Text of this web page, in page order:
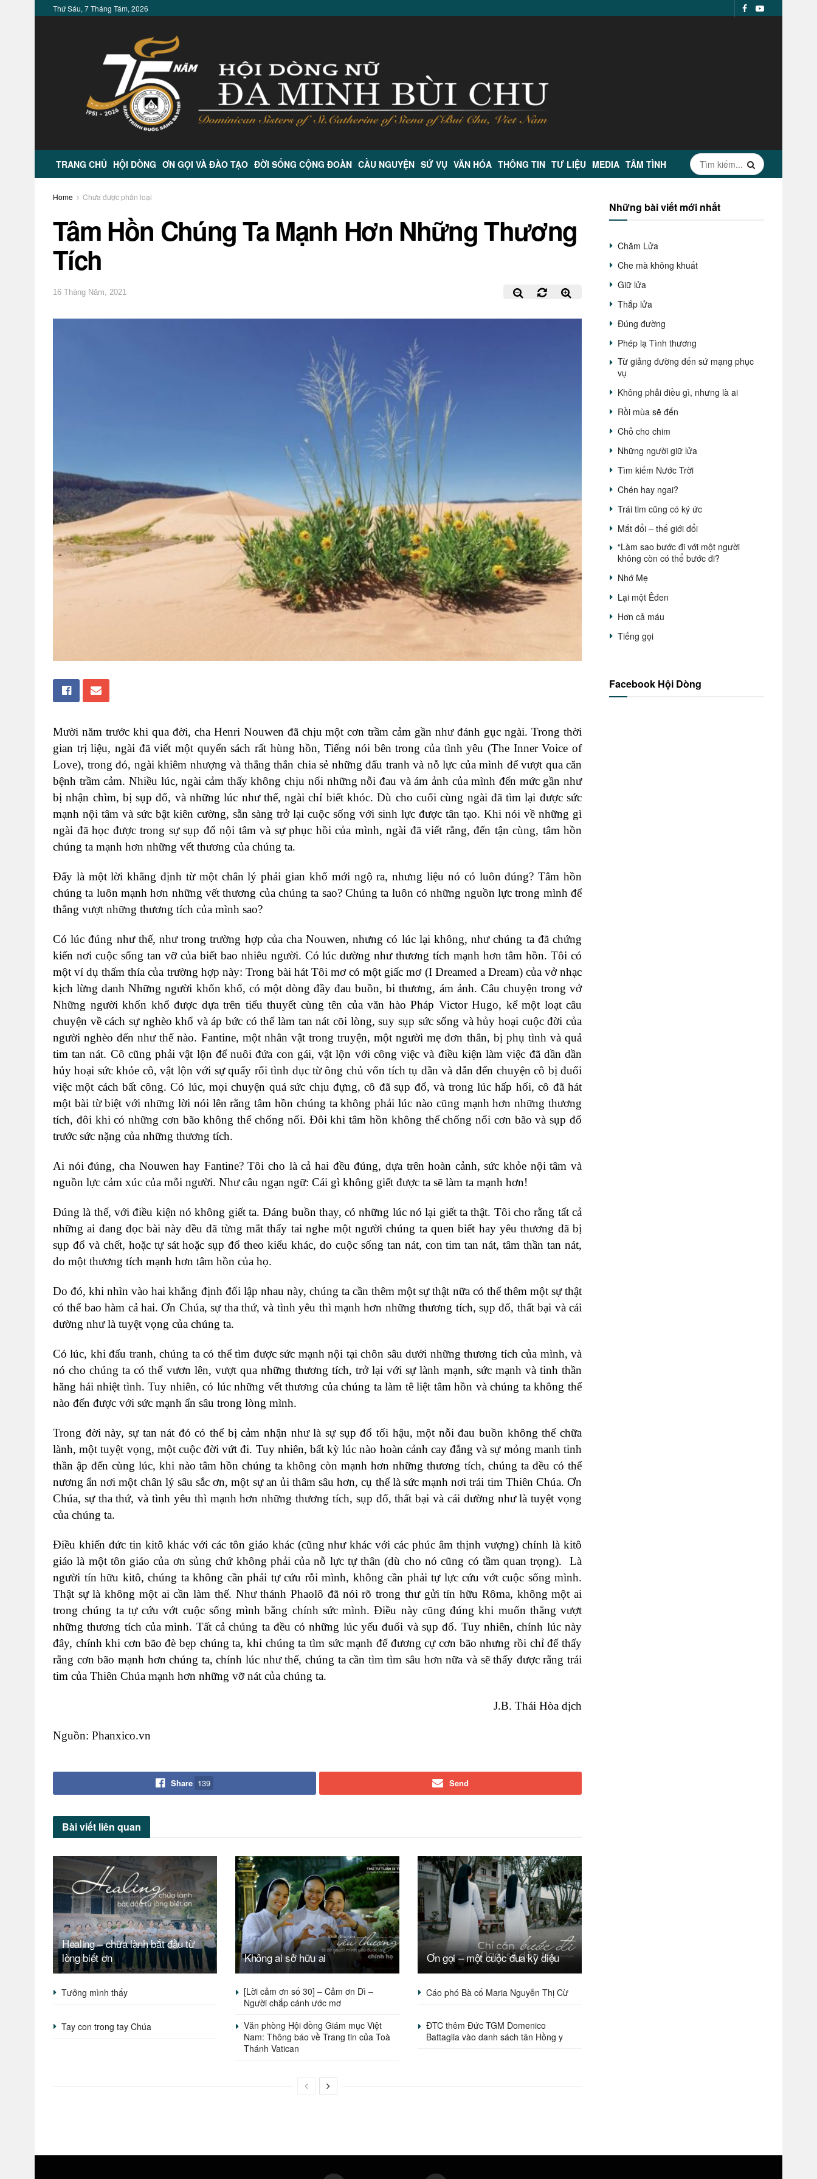
Thứ Sáu, 7 Tháng Tám, 2026
TRANG CHỦ HỘI DÒNG ƠN GỌI VÀ ĐÀO TẠO ĐỜI SỐNG CỘNG ĐOÀN CẦU NGUYỆN SỨ VỤ VĂN HÓA THÔNG TIN TƯ LIỆU MEDIA TÂM TÌNH
Home Chưa được phân loại
Tâm Hồn Chúng Ta Mạnh Hơn Những Thương
Tích
16 Tháng Năm, 2021
Mười năm trước khi qua đời, cha Henri Nouwen đã chịu một cơn trầm cảm gần như đánh gục ngài. Trong thời
gian trị liệu, ngài đã viết một quyển sách rất hùng hồn, Tiếng nói bên trong của tình yêu (The Inner Voice of
Love), trong đó, ngài khiêm nhượng và thẳng thắn chia sẻ những đấu tranh và nỗ lực của mình để vượt qua căn
bệnh trầm cảm. Nhiều lúc, ngài cảm thấy không chịu nổi những nỗi đau và ám ảnh của mình đến mức gần như
bị nhận chìm, bị sụp đổ, và những lúc như thế, ngài chỉ biết khóc. Dù cho cuối cùng ngài đã tìm lại được sức
mạnh nội tâm và sức bật kiên cường, sẵn sàng trở lại cuộc sống với sinh lực được tân tạo. Khi nói về những gì
ngài đã học được trong sự sụp đổ nội tâm và sự phục hồi của mình, ngài đã viết rằng, đến tận cùng, tâm hồn
chúng ta mạnh hơn những vết thương của chúng ta.
Đấy là một lời khẳng định từ một chân lý phải gian khổ mới ngộ ra, nhưng liệu nó có luôn đúng? Tâm hồn
chúng ta luôn mạnh hơn những vết thương của chúng ta sao? Chúng ta luôn có những nguồn lực trong mình để
thắng vượt những thương tích của mình sao?
Có lúc đúng như thế, như trong trường hợp của cha Nouwen, nhưng có lúc lại không, như chúng ta đã chứng
kiến nơi cuộc sống tan vỡ của biết bao nhiêu người. Có lúc dường như thương tích mạnh hơn tâm hồn. Tôi có
một ví dụ thấm thía của trường hợp này: Trong bài hát Tôi mơ có một giấc mơ (I Dreamed a Dream) của vở nhạc
kịch lừng danh Những người khốn khổ, có một dòng đầy đau buồn, bi thương, ám ảnh. Câu chuyện trong vở
Những người khốn khổ được dựa trên tiểu thuyết cùng tên của văn hào Pháp Victor Hugo, kể một loạt câu
chuyện về cách sự nghèo khổ và áp bức có thể làm tan nát cõi lòng, suy sụp sức sống và hủy hoại cuộc đời của
người nghèo đến như thế nào. Fantine, một nhân vật trong truyện, một người mẹ đơn thân, bị phụ tình và quả
tim tan nát. Cô cũng phải vật lộn để nuôi đứa con gái, vật lộn với công việc và điều kiện làm việc đã dần dần
hủy hoại sức khỏe cô, vật lộn với sự quấy rối tình dục từ ông chủ vốn tích tụ dần và dẫn đến chuyện cô bị đuổi
việc một cách bất công. Có lúc, mọi chuyện quá sức chịu đựng, cô đã sụp đổ, và trong lúc hấp hối, cô đã hát
một bài từ biệt với những lời nói lên rằng tâm hồn chúng ta không phải lúc nào cũng mạnh hơn những thương
tích, đôi khi có những cơn bão không thể chống nổi. Đôi khi tâm hồn không thể chống nổi cơn bão và sụp đổ
trước sức nặng của những thương tích.
Ai nói đúng, cha Nouwen hay Fantine? Tôi cho là cả hai đều đúng, dựa trên hoàn cảnh, sức khỏe nội tâm và
nguồn lực cảm xúc của mỗi người. Như câu ngạn ngữ: Cái gì không giết được ta sẽ làm ta mạnh hơn!
Đúng là thế, với điều kiện nó không giết ta. Đáng buồn thay, có những lúc nó lại giết ta thật. Tôi cho rằng tất cả
những ai đang đọc bài này đều đã từng mắt thấy tai nghe một người chúng ta quen biết hay yêu thương đã bị
sụp đổ và chết, hoặc tự sát hoặc sụp đổ theo kiểu khác, do cuộc sống tan nát, con tim tan nát, tâm thần tan nát,
do một thương tích mạnh hơn tâm hồn của họ.
Do đó, khi nhìn vào hai khẳng định đối lập nhau này, chúng ta cần thêm một sự thật nữa có thể thêm một sự thật
có thể bao hàm cả hai. Ơn Chúa, sự tha thứ, và tình yêu thì mạnh hơn những thương tích, sụp đổ, thất bại và cái
dường như là tuyệt vọng của chúng ta.
Có lúc, khi đấu tranh, chúng ta có thể tìm được sức mạnh nội tại chôn sâu dưới những thương tích của mình, và
nó cho chúng ta có thể vươn lên, vượt qua những thương tích, trở lại với sự lành mạnh, sức mạnh và tinh thần
hăng hái nhiệt tình. Tuy nhiên, có lúc những vết thương của chúng ta làm tê liệt tâm hồn và chúng ta không thể
nào đến được với sức mạnh ẩn sâu trong lòng mình.
Trong đời này, sự tan nát đó có thể bị cảm nhận như là sự sụp đổ tối hậu, một nỗi đau buồn không thể chữa
lành, một tuyệt vọng, một cuộc đời vứt đi. Tuy nhiên, bất kỳ lúc nào hoàn cảnh cay đắng và sự mỏng manh tinh
thần ập đến cùng lúc, khi nào tâm hồn chúng ta không còn mạnh hơn những thương tích, chúng ta đều có thể
nương ẩn nơi một chân lý sâu sắc ơn, một sự an ủi thâm sâu hơn, cụ thể là sức mạnh nơi trái tim Thiên Chúa. Ơn
Chúa, sự tha thứ, và tình yêu thì mạnh hơn những thương tích, sụp đổ, thất bại và cái dường như là tuyệt vọng
của chúng ta.
Điều khiến đức tin kitô khác với các tôn giáo khác (cũng như khác với các phúc âm thịnh vượng) chính là kitô
giáo là một tôn giáo của ơn sủng chứ không phải của nỗ lực tự thân (dù cho nó cũng có tầm quan trọng). Là
người tín hữu kitô, chúng ta không cần phải tự cứu rỗi mình, không cần phải tự lực cứu vớt cuộc sống mình.
Thật sự là không một ai cần làm thế. Như thánh Phaolô đã nói rõ trong thư gửi tín hữu Rôma, không một ai
trong chúng ta tự cứu vớt cuộc sống mình bằng chính sức mình. Điều này cũng đúng khi muốn thắng vượt
những thương tích của mình. Tất cả chúng ta đều có những lúc yếu đuối và sụp đổ. Tuy nhiên, chính lúc này
đây, chính khi cơn bão đè bẹp chúng ta, khi chúng ta tìm sức mạnh để đương cự cơn bão nhưng rồi chỉ để thấy
rằng cơn bão mạnh hơn chúng ta, chính lúc như thế, chúng ta cần tìm tìm sâu hơn nữa và sẽ thấy được rằng trái
tim của Thiên Chúa mạnh hơn những vỡ nát của chúng ta.
J.B. Thái Hòa dịch
Nguồn: Phanxico.vn
Share 139 Send
Bài viết liên quan
Healing – chữa lành bắt đầu từ
lòng biết ơn
Không ai sở hữu ai Ơn gọi – một cuộc đua kỳ diệu
Tưởng mình thấy
[Lời cảm ơn số 30] – Cảm ơn Dì –
Người chắp cánh ước mơ
Cáo phó Bà cố Maria Nguyễn Thị Cừ
Tay con trong tay Chúa
Văn phòng Hội đồng Giám mục Việt
Nam: Thông báo về Trang tin của Toà
Thánh Vatican
ĐTC thêm Đức TGM Domenico
Battaglia vào danh sách tân Hồng y
Những bài viết mới nhất
Chăm Lửa
Che mà không khuất
Giữ lửa
Thắp lửa
Đúng đường
Phép lạ Tình thương
Từ giảng đường đến sứ mạng phục
vụ
Không phải điều gì, nhưng là ai
Rồi mùa sẽ đến
Chỗ cho chim
Những người giữ lửa
Tìm kiếm Nước Trời
Chén hay ngai?
Trái tim cũng có ký ức
Mắt đổi – thế giới đổi
“Làm sao bước đi với một người
không còn có thể bước đi?
Nhớ Mẹ
Lại một Êđen
Hơn cả máu
Tiếng gọi
Facebook Hội Dòng